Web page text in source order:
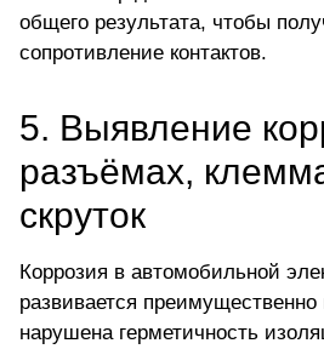
общего результата, чтобы
сопротивление контактов.
5. Выявление
разъёмах,
скруток
Коррозия в автомобильной
развивается преимущественно
нарушена герметичность